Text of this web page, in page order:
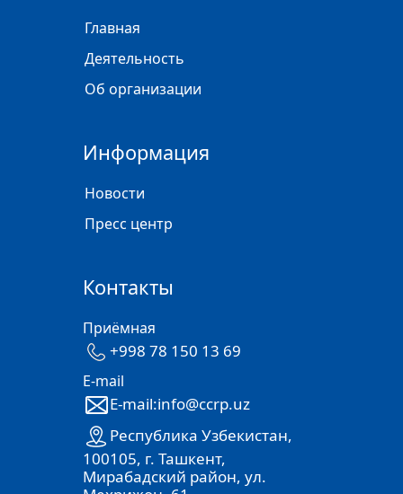
Главная
Деятельность
Об организации
Информация
Новости
Пресс центр
Контакты
Приёмная
+998 78 150 13 69
E-mail
E-mail:info@ccrp.uz
Республика Узбекистан,
100105, г. Ташкент,
Мирабадский район, ул.